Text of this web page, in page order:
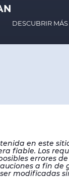
DESCUBRIR MÁS
en este
fiable. Los
errores
a fin de
modificadas